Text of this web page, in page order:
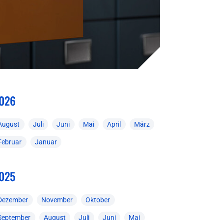
Juli Juni Mai April März
Januar
November Oktober
August Juli Juni Mai